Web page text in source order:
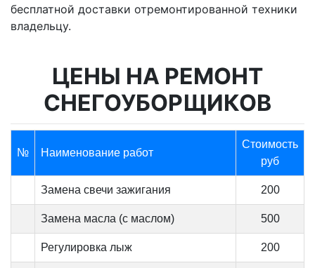
бесплатной доставки отремонтированной техники
владельцу.
ЦЕНЫ НА РЕМОНТ
СНЕГОУБОРЩИКОВ
№ Наименование работ
Стоимость
руб
Замена свечи зажигания 200
Замена масла (с маслом) 500
Регулировка лыж 200